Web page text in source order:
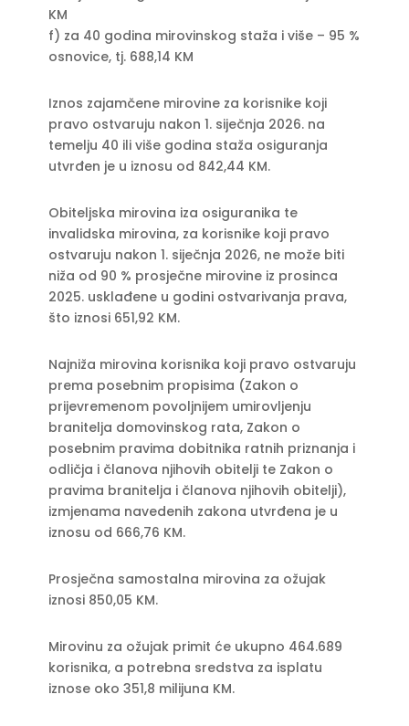
KM
f) za 40 godina mirovinskog staža i više – 95 %
osnovice, tj. 688,14 KM
Iznos zajamčene mirovine za korisnike koji
pravo ostvaruju nakon 1. siječnja 2026. na
temelju 40 ili više godina staža osiguranja
utvrđen je u iznosu od 842,44 KM.
Obiteljska mirovina iza osiguranika te
invalidska mirovina, za korisnike koji pravo
ostvaruju nakon 1. siječnja 2026, ne može biti
niža od 90 % prosječne mirovine iz prosinca
2025. usklađene u godini ostvarivanja prava,
što iznosi 651,92 KM.
Najniža mirovina korisnika koji pravo ostvaruju
prema posebnim propisima (Zakon o
prijevremenom povoljnijem umirovljenju
branitelja domovinskog rata, Zakon o
posebnim pravima dobitnika ratnih priznanja i
odličja i članova njihovih obitelji te Zakon o
pravima branitelja i članova njihovih obitelji),
izmjenama navedenih zakona utvrđena je u
iznosu od 666,76 KM.
Prosječna samostalna mirovina za ožujak
iznosi 850,05 KM.
Mirovinu za ožujak primit će ukupno 464.689
korisnika, a potrebna sredstva za isplatu
iznose oko 351,8 milijuna KM.